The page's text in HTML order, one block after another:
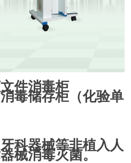
件消毒柜
毒储存柜（化验单
科器械等非植入人
械消毒灭菌。